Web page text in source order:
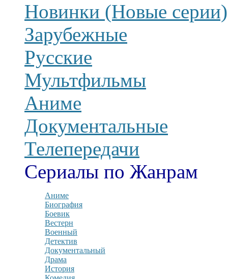
Новинки (Новые серии)
Зарубежные
Русские
Мультфильмы
Аниме
Документальные
Телепередачи
Сериалы по Жанрам
Аниме
Биография
Боевик
Вестерн
Военный
Детектив
Документальный
Драма
История